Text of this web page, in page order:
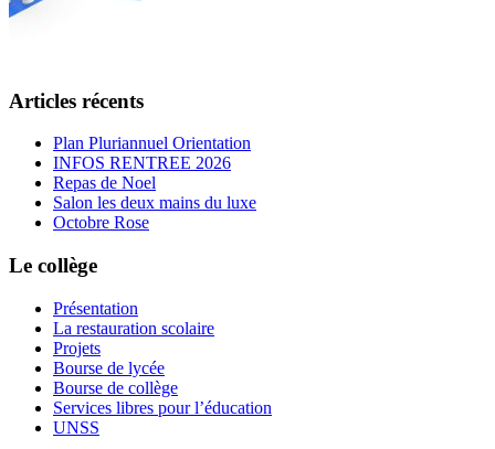
Articles récents
Plan Pluriannuel Orientation
INFOS RENTREE 2026
Repas de Noel
Salon les deux mains du luxe
Octobre Rose
Le collège
Présentation
La restauration scolaire
Projets
Bourse de lycée
Bourse de collège
Services libres pour l’éducation
UNSS